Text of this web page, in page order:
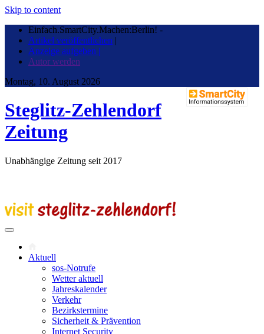
Skip to content
Einfach.SmartCity.Machen:Berlin! -
Artikel veröffentlichen |
Anzeige aufgeben |
Autor werden
Montag, 10. August 2026
Steglitz-Zehlendorf
Zeitung
Unabhängige Zeitung seit 2017
Aktuell
sos-Notrufe
Wetter aktuell
Jahreskalender
Verkehr
Bezirkstermine
Sicherheit & Prävention
Internet Security